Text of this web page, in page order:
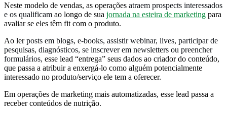
Neste modelo de vendas, as operações atraem prospects interessados
e os qualificam ao longo de sua jornada na esteira de marketing para
avaliar se eles têm fit com o produto.
Ao lerposts em blogs, e-books, assistir webinar, lives, participar de
pesquisas, diagnósticos, se inscrever em newsletters ou preencher
formulários, esse lead “entrega” seus dados ao criador do conteúdo,
que passa a atribuir a enxergá-lo como alguém potencialmente
interessado no produto/serviço ele tem a oferecer.
Em operações de marketing mais automatizadas, esse lead passa a
receber conteúdos de nutrição.